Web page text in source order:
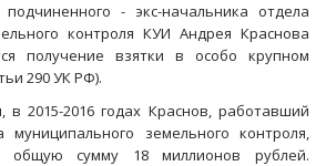
- экс-начальника отдела
контроля КУИ Андрея Краснова
получение взятки в особо крупном
290 УК РФ).
в 2015-2016 годах Краснов, работавший
муниципального земельного контроля,
общую сумму 18 миллионов рублей.